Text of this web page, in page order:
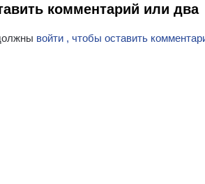
комментарий или два
войти , чтобы оставить